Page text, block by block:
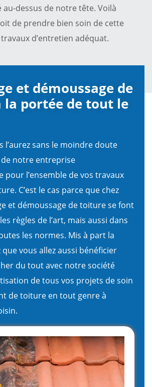
dessus de notre tête. Voilà
de prendre bien soin de cette
d’entretien adéquat.
et démoussage de
portée de tout le
l’aurez sans le moindre doute
de notre entreprise
pour l’ensemble de vos travaux
C’est le cas parce que chez
et démoussage de toiture se font
règles de l’art, mais aussi dans
les normes. Mis à part la
que vous allez aussi bénéficier
du tout avec notre société
de tous vos projets de soin
de toiture en tout genre à